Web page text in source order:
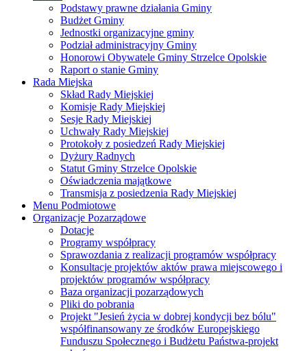
Podstawy prawne działania Gminy
Budżet Gminy
Jednostki organizacyjne gminy
Podział administracyjny Gminy
Honorowi Obywatele Gminy Strzelce Opolskie
Raport o stanie Gminy
Rada Miejska
Skład Rady Miejskiej
Komisje Rady Miejskiej
Sesje Rady Miejskiej
Uchwały Rady Miejskiej
Protokoły z posiedzeń Rady Miejskiej
Dyżury Radnych
Statut Gminy Strzelce Opolskie
Oświadczenia majątkowe
Transmisja z posiedzenia Rady Miejskiej
Menu Podmiotowe
Organizacje Pozarządowe
Dotacje
Programy współpracy
Sprawozdania z realizacji programów współpracy
Konsultacje projektów aktów prawa miejscowego i
projektów programów współpracy
Baza organizacji pozarządowych
Pliki do pobrania
Projekt "Jesień życia w dobrej kondycji bez bólu"
współfinansowany ze środków Europejskiego
Funduszu Społecznego i Budżetu Państwa-projekt